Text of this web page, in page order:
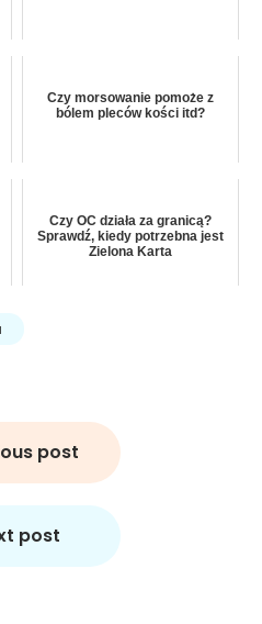
Czy morsowanie pomoże z
bólem pleców kości itd?
Czy OC działa za granicą?
Sprawdź, kiedy potrzebna jest
Zielona Karta
post
post